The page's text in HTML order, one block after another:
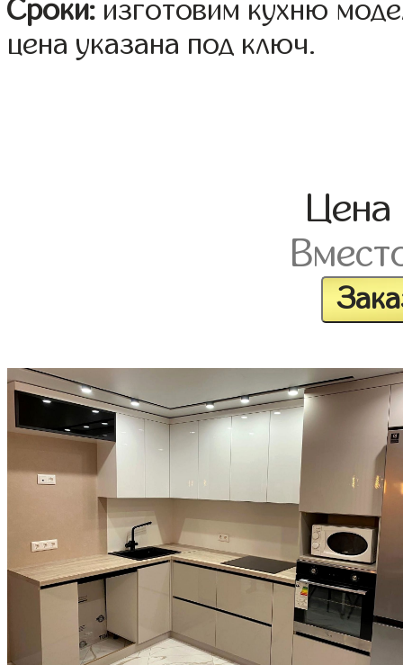
Сроки: изготовим кухню
цена указана под ключ.
Цена